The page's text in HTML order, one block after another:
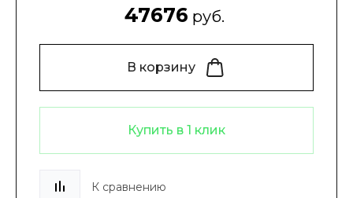
47676 руб.
В корзину
Купить в 1 клик
К сравнению